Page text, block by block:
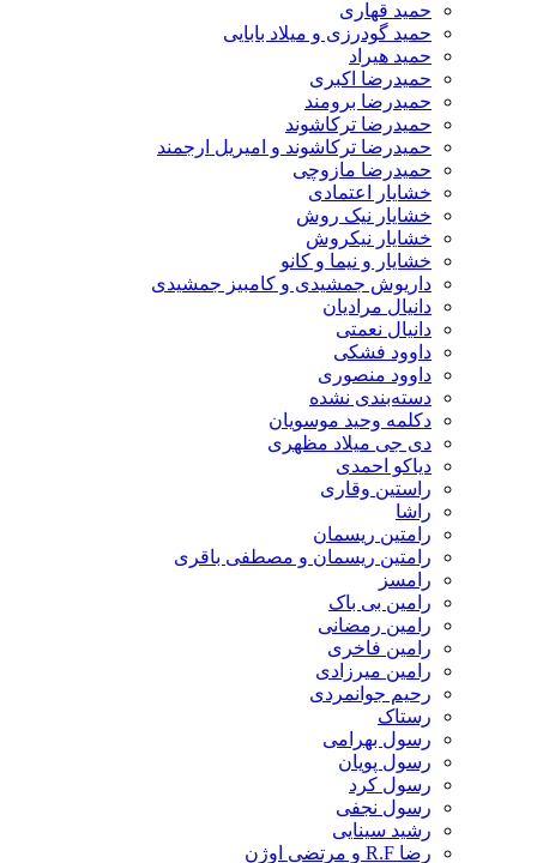
حمید قهاری
حمید گودرزی و میلاد بابایی
حمید هیراد
حمیدرضا اکبری
حمیدرضا برومند
حمیدرضا ترکاشوند
حمیدرضا ترکاشوند و امیریل ارجمند
حمیدرضا مازوچی
خشایار اعتمادی
خشایار نیک روش
خشایار نیکروش
خشایار و نیما و کانو
داریوش جمشیدی و کامبیز جمشیدی
دانیال مرادیان
دانیال نعمتی
داوود فشکی
داوود منصوری
دسته‌بندی نشده
دکلمه وحید موسویان
دی جی میلاد مظهری
دیاکو احمدی
راستین وقاری
رامتین ریسمان
رامتین ریسمان و مصطفی باقری
رامسز
رامین بی باک
رامین رمضانی
رامین فاخری
رامین میرزادی
رحیم جوانمردی
رستاک
رسول بهرامی
رسول پویان
رسول کرد
رسول نجفی
رشید سینایی